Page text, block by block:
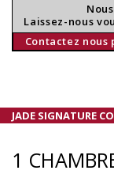
Laissez-nous
Contactez
JADE SIGNATURE
1